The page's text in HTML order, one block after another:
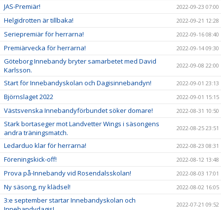
JAS-Premiär! 2022-09-23 07:00
Helgidrotten är tillbaka! 2022-09-21 12:28
Seriepremiär för herrarna! 2022-09-16 08:40
Premiärvecka för herrarna! 2022-09-14 09:30
Göteborg Innebandy bryter samarbetet med David
Karlsson.
2022-09-08 22:00
Start för Innebandyskolan och Dagisinnebandyn! 2022-09-01 23:13
Björnslaget 2022 2022-09-01 15:15
Västsvenska Innebandyförbundet söker domare! 2022-08-31 10:50
Stark bortaseger mot Landvetter Wings i säsongens
andra träningsmatch.
2022-08-25 23:51
Ledarduo klar för herrarna! 2022-08-23 08:31
Föreningskick-off! 2022-08-12 13:48
Prova på-Innebandy vid Rosendalsskolan! 2022-08-03 17:01
Ny säsong, ny klädsel! 2022-08-02 16:05
3:e september startar Innebandyskolan och
2022-07-21 09:52